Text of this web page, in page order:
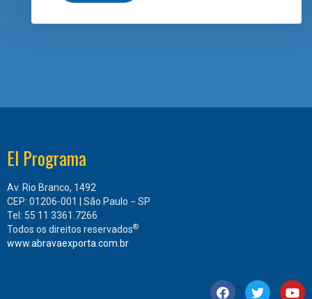
El Programa
Av. Rio Branco, 1492
CEP: 01206-001 | São Paulo − SP
Tel: 55 11 3361.7266
Todos os direitos reservados®
www.abravaexporta.com.br